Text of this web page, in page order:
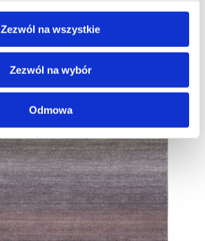
Zezwól na wszystkie
Zezwól na wybór
Odmowa